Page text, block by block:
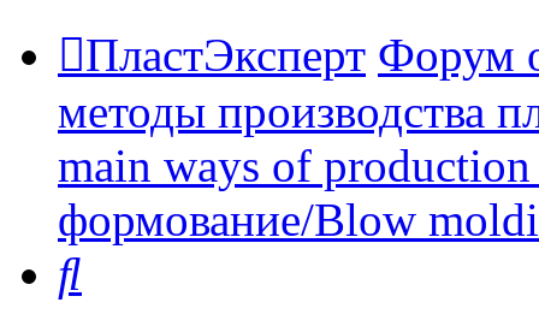
ПластЭксперт Форум
методы производства
main ways of
формование/Blow